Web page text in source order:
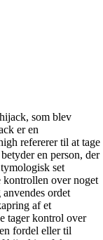
som blev
er en
refererer til at tage
en person, der
set
kontrollen over noget
ordet
af et
tager kontrol over
fordel eller til